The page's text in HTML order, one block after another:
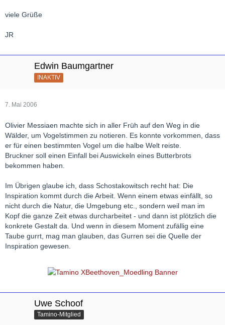
viele Grüße
JR
Edwin Baumgartner
INAKTIV
7. Mai 2006
Olivier Messiaen machte sich in aller Früh auf den Weg in die
Wälder, um Vogelstimmen zu notieren. Es konnte vorkommen, dass
er für einen bestimmten Vogel um die halbe Welt reiste.
Bruckner soll einen Einfall bei Auswickeln eines Butterbrots
bekommen haben.
Im Übrigen glaube ich, dass Schostakowitsch recht hat: Die
Inspiration kommt durch die Arbeit. Wenn einem etwas einfällt, so
nicht durch die Natur, die Umgebung etc., sondern weil man im
Kopf die ganze Zeit etwas durcharbeitet - und dann ist plötzlich die
konkrete Gestalt da. Und wenn in diesem Moment zufällig eine
Taube gurrt, mag man glauben, das Gurren sei die Quelle der
Inspiration gewesen.
Uwe Schoof
Tamino-Mitglied